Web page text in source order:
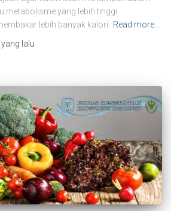
metabolisme yang lebih tinggi
lebih banyak kalori.
Read more…
yang lalu